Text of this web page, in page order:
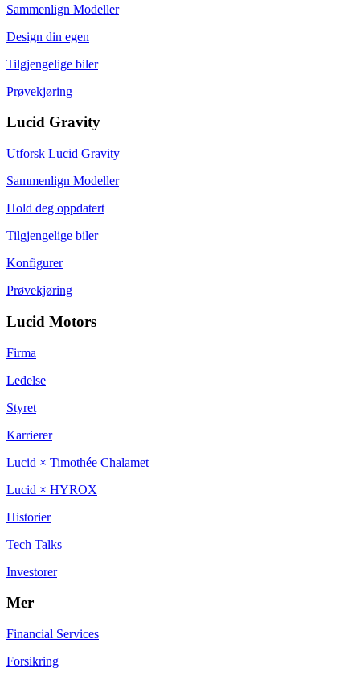
Sammenlign Modeller
Design din egen
Tilgjengelige biler
Prøvekjøring
Lucid Gravity
Utforsk Lucid Gravity
Sammenlign Modeller
Hold deg oppdatert
Tilgjengelige biler
Konfigurer
Prøvekjøring
Lucid Motors
Firma
Ledelse
Styret
Karrierer
Lucid × Timothée Chalamet
Lucid × HYROX
Historier
Tech Talks
Investorer
Mer
Financial Services
Forsikring